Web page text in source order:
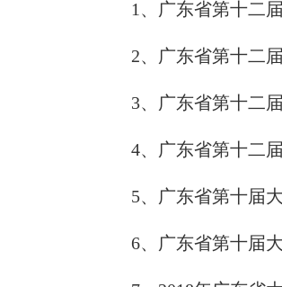
1、 广东省第十二
2、 广东省第十二
3、 广东省第十二
4、 广东省第十二
5、广东省第十届
6、广东省第十届